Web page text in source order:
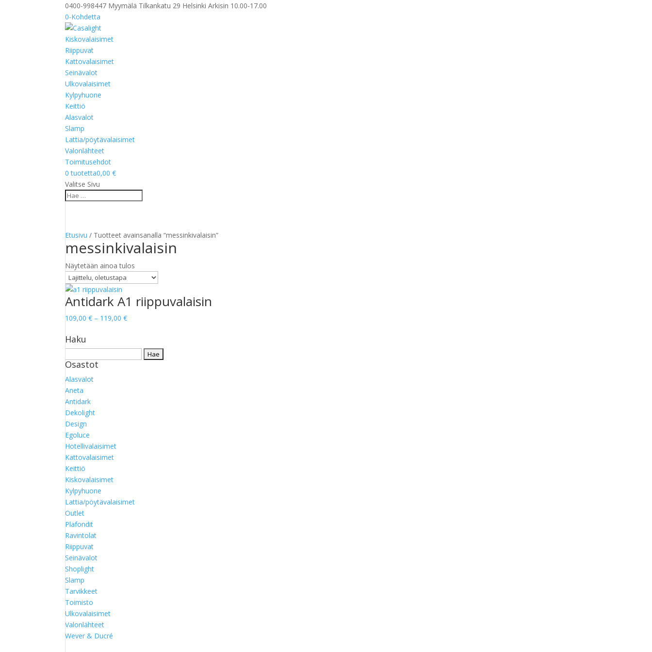
0400-998447 Myymälä Tilkankatu 29 Helsinki Arkisin 10.00-17.00
0-Kohdetta
Kiskovalaisimet
Riippuvat
Kattovalaisimet
Seinävalot
Ulkovalaisimet
Kylpyhuone
Keittiö
Alasvalot
Slamp
Lattia/pöytävalaisimet
Valonlähteet
Toimitusehdot
0 tuotetta0,00 €
Valitse Sivu
Etusivu / Tuotteet avainsanalla “messinkivalaisin”
messinkivalaisin
Näytetään ainoa tulos
Antidark A1 riippuvalaisin
109,00€ – 119,00€Hintaluokka:
119,00 €
Haku
Osastot
Alasvalot
Aneta
Antidark
Dekolight
Design
Egoluce
Hotellivalaisimet
Kattovalaisimet
Keittiö
Kiskovalaisimet
Kylpyhuone
Lattia/pöytävalaisimet
Outlet
Plafondit
Ravintolat
Riippuvat
Seinävalot
Shoplight
Slamp
Tarvikkeet
Toimisto
Ulkovalaisimet
Valonlähteet
Wever & Ducré